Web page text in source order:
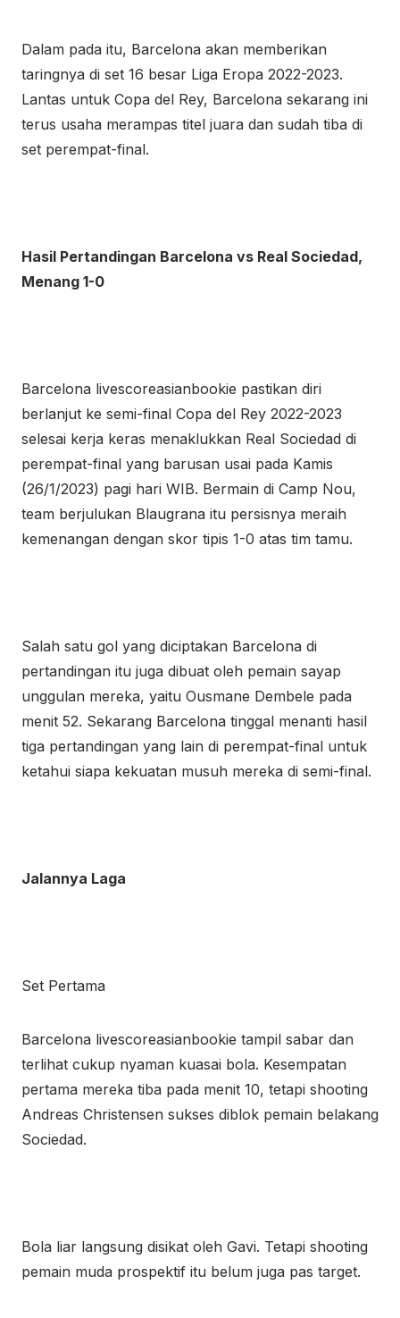
Dalam pada itu, Barcelona akan memberikan
taringnya di set 16 besar Liga Eropa 2022-2023.
Lantas untuk Copa del Rey, Barcelona sekarang ini
terus usaha merampas titel juara dan sudah tiba di
set perempat-final.
Hasil Pertandingan Barcelona vs Real Sociedad,
Menang 1-0
Barcelona livescoreasianbookie pastikan diri
berlanjut ke semi-final Copa del Rey 2022-2023
selesai kerja keras menaklukkan Real Sociedad di
perempat-final yang barusan usai pada Kamis
(26/1/2023) pagi hari WIB. Bermain di Camp Nou,
team berjulukan Blaugrana itu persisnya meraih
kemenangan dengan skor tipis 1-0 atas tim tamu.
Salah satu gol yang diciptakan Barcelona di
pertandingan itu juga dibuat oleh pemain sayap
unggulan mereka, yaitu Ousmane Dembele pada
menit 52. Sekarang Barcelona tinggal menanti hasil
tiga pertandingan yang lain di perempat-final untuk
ketahui siapa kekuatan musuh mereka di semi-final.
Jalannya Laga
Set Pertama
Barcelona livescoreasianbookie tampil sabar dan
terlihat cukup nyaman kuasai bola. Kesempatan
pertama mereka tiba pada menit 10, tetapi shooting
Andreas Christensen sukses diblok pemain belakang
Sociedad.
Bola liar langsung disikat oleh Gavi. Tetapi shooting
pemain muda prospektif itu belum juga pas target.